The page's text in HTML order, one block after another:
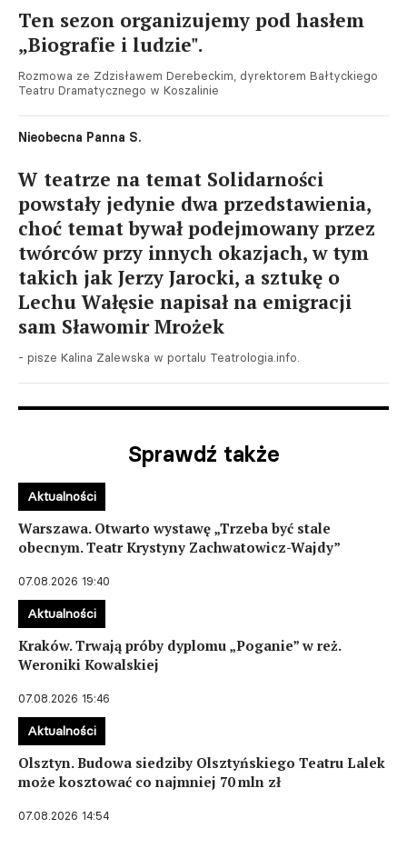
Ten sezon organizujemy pod hasłem
„Biografie i ludzie".
Rozmowa ze Zdzisławem Derebeckim, dyrektorem Bałtyckiego
Teatru Dramatycznego w Koszalinie
Nieobecna Panna S.
W teatrze na temat Solidarności
powstały jedynie dwa przedstawienia,
choć temat bywał podejmowany przez
twórców przy innych okazjach, w tym
takich jak Jerzy Jarocki, a sztukę o
Lechu Wałęsie napisał na emigracji
sam Sławomir Mrożek
- pisze Kalina Zalewska w portalu Teatrologia.info.
Sprawdź także
Warszawa. Otwarto wystawę „Trzeba być stale
obecnym. Teatr Krystyny Zachwatowicz-Wajdy”
07.08.2026 19:40
Aktualności
Kraków. Trwają próby dyplomu „Poganie” w reż.
Weroniki Kowalskiej
07.08.2026 15:46
Aktualności
Olsztyn. Budowa siedziby Olsztyńskiego Teatru Lalek
może kosztować co najmniej 70 mln zł
07.08.2026 14:54
Aktualności